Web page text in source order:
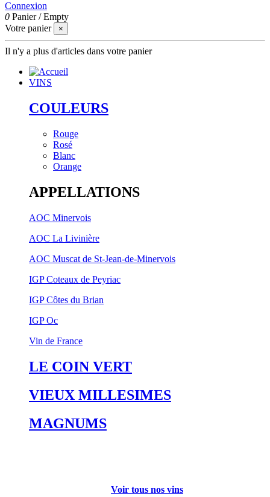
Connexion
0 Panier /Empty
Votre panier
×
Il n'y a plus d'articles dans votre panier
VINS
COULEURS
Rouge
Rosé
Blanc
Orange
APPELLATIONS
AOC Minervois
AOC La Livinière
AOC Muscat de St-Jean-de-Minervois
IGP Coteaux de Peyriac
IGP Côtes du Brian
IGP Oc
Vin de France
LE COIN VERT
VIEUX MILLESIMES
MAGNUMS
Voir tous nos vins